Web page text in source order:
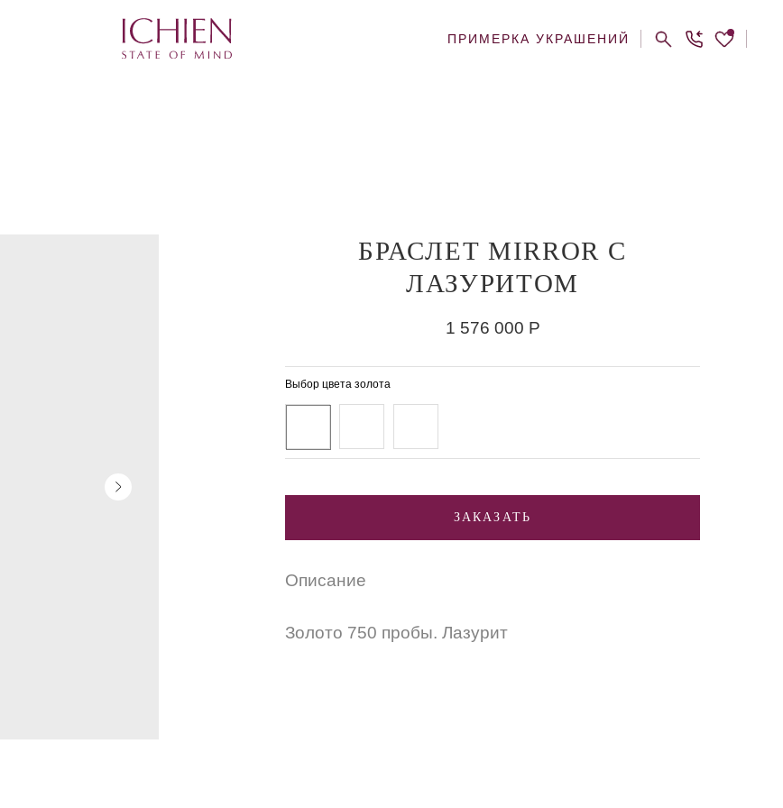
ПРИМЕРКА УКРАШЕНИЙ
БРАСЛЕТ MIRROR С
ЛАЗУРИТОМ
1 576 000 Р
Выбор цвета золота
ЗАКАЗАТЬ
Описание
Золото 750 пробы. Лазурит